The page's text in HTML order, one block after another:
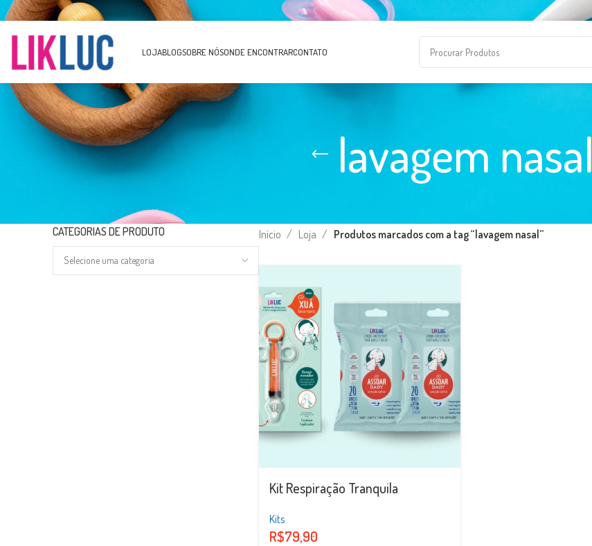
LOJABLOGSOBRE NÓSONDE ENCONTRARCONTATO
lavagem nasal
CATEGORIAS DE PRODUTO Início Loja Produtos marcados com a tag “lavagem nasal”
Kit Respiração Tranquila
Kits
R$79,90